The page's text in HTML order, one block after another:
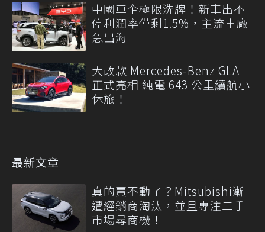
中國車企極限洗牌！新車出不
停利潤率僅剩1.5%，主流車廠
急出海
大改款 Mercedes-Benz GLA
正式亮相 純電 643 公里續航小
休旅！
最新文章
真的賣不動了？Mitsubishi漸
遭經銷商淘汰，並且專注二手
市場尋商機！